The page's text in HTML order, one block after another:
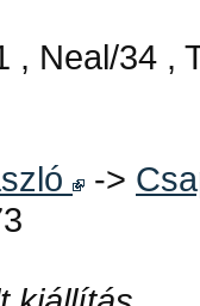
, Neal/34 ,
->